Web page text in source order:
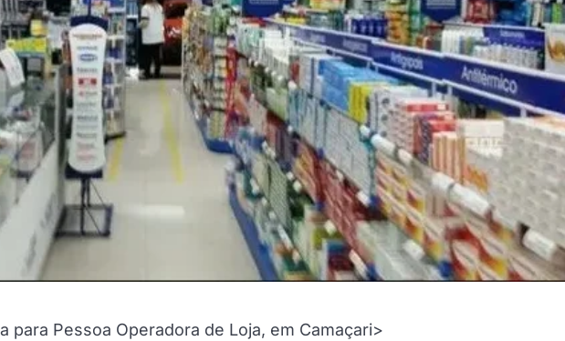
para Pessoa Operadora de Loja, em Camaçari>